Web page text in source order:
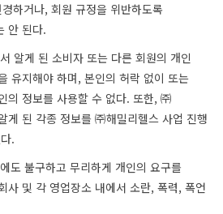
하거나, 회원 규정을 위반하도록
안 된다.
알게 된 소비자 또는 다른 회원의 개인
유지해야 하며, 본인의 허락 없이 또는
의 정보를 사용할 수 없다. 또한, ㈜
게 된 각종 정보를 ㈜해밀리헬스 사업 진행
.
도 불구하고 무리하게 개인의 요구를
사 및 각 영업장소 내에서 소란, 폭력, 폭언